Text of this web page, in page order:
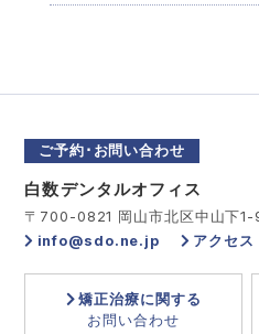
ご予約･お問い合わせ
白数デンタルオフィス
〒700-0821 岡山市北区中山下
info@sdo.ne.jp
アクセス
矯正治療に関する
お問い合わせ